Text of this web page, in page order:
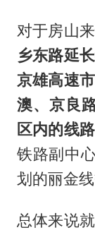
对于房山
乡东路延
京雄高速
澳、京良
区内的线路
铁路副中
划的丽金线
总体来说